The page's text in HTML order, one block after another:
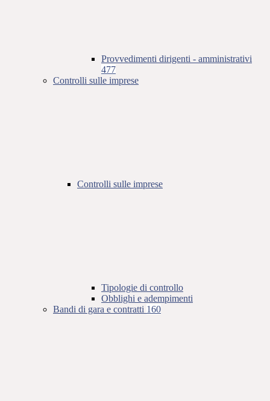
Provvedimenti dirigenti - amministrativi
477
Controlli sulle imprese
Controlli sulle imprese
Tipologie di controllo
Obblighi e adempimenti
Bandi di gara e contratti 160